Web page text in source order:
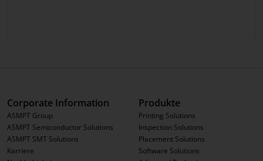
Corporate Information
ASMPT Group
ASMPT Semiconductor Solutions
ASMPT SMT Solutions
Karriere
Produkte
Printing Solutions
Inspection Solutions
Placement Solutions
Software Solutions